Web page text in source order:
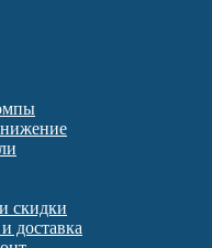
скидки
доставка